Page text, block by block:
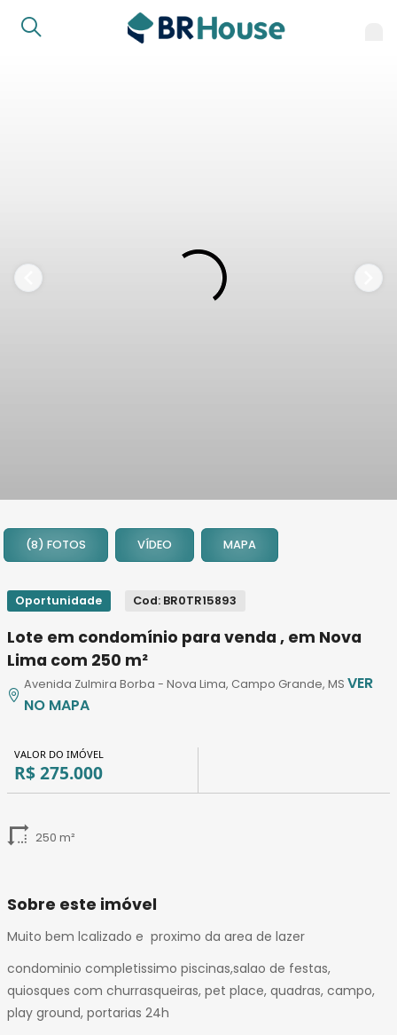
2
3
7
8
(8) FOTOS VÍDEO MAPA
Oportunidade Cod: BR0TR15893
Lote em condomínio para venda , em Nova
Lima com 250 m²
Avenida Zulmira Borba - Nova Lima, Campo Grande, MSVER
NO MAPA
VALOR DO IMÓVEL
R$ 275.000
250 m²
Sobre este imóvel
Muito bem lcalizado e proximo da area de lazer
condominio completissimo piscinas,salao de festas,
quiosques com churrasqueiras, pet place, quadras, campo,
play ground, portarias 24h